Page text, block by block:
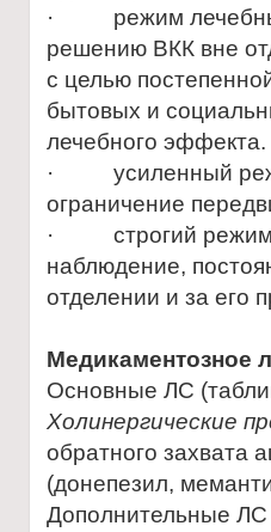
· режим лечебных
решению ВКК вне
с целью
бытовых и
лечебного эффекта.
· усиленный
ограничение
· строгий режим
наблюдение,
отделении и за его
Медикаментозное
Основные ЛС
Холинергические
обратного захвата
(донепезил,
Дополнительные ЛС